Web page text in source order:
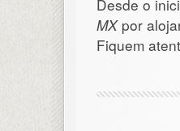
Desde o
MXpor
Fiquem